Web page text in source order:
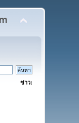
ข่าว: